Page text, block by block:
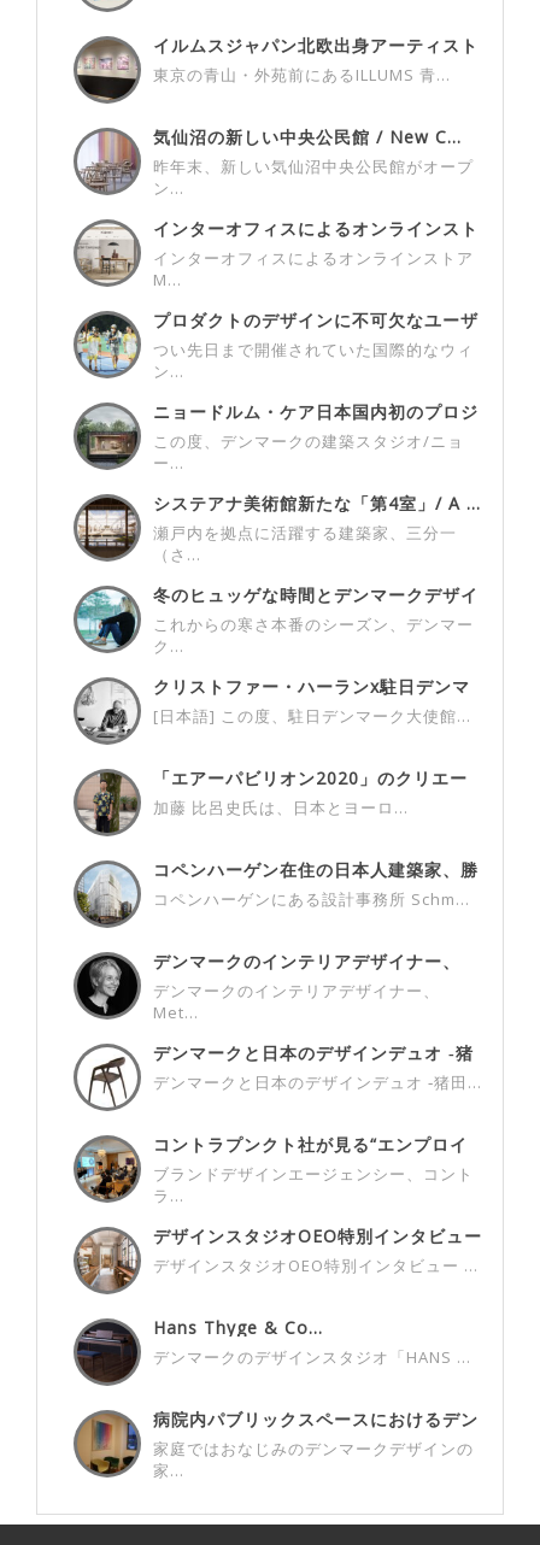
イルムスジャパン北欧出身アーティスト
との...
東京の青山・外苑前にあるILLUMS 青...
気仙沼の新しい中央公民館 / New C...
昨年末、新しい気仙沼中央公民館がオープ
ン...
インターオフィスによるオンラインスト
アM...
インターオフィスによるオンラインストア
M...
プロダクトのデザインに不可欠なユーザ
ーさ...
つい先日まで開催されていた国際的なウィ
ン...
ニョードルム・ケア日本国内初のプロジ
ェク...
この度、デンマークの建築スタジオ/ニョ
ー...
システアナ美術館新たな「第4室」/ A ...
瀬戸内を拠点に活躍する建築家、三分一
（さ...
冬のヒュッゲな時間とデンマークデザイ
ン ...
これからの寒さ本番のシーズン、デンマー
ク...
クリストファー・ハーランx駐日デンマ
ーク...
[日本語] この度、駐日デンマーク大使館...
「エアーパビリオン2020」のクリエー
タ...
加藤 比呂史氏は、日本とヨーロ...
コペンハーゲン在住の日本人建築家、勝
コペンハーゲンにある設計事務所 Schm...
デンマークのインテリアデザイナー、
デンマークのインテリアデザイナー、
Met...
デンマークと日本のデザインデュオ ‐猪
デンマークと日本のデザインデュオ ‐猪田...
コントラプンクト社が見る“エンプロイ
ヤー...
ブランドデザインエージェンシー、コント
ラ...
デザインスタジオOEO特別インタビュー
デザインスタジオOEO特別インタビュー ...
Hans Thyge & Co...
デンマークのデザインスタジオ「HANS ...
病院内パブリックスペースにおけるデン
マー...
家庭ではおなじみのデンマークデザインの
家...